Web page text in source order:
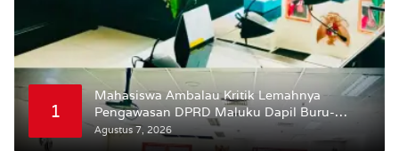
1
Mahasiswa Ambalau Kritik Lemahnya
Pengawasan DPRD Maluku Dapil Buru-
Bursel Terhadap Proses Perubahan Status
Agustus 7, 2026